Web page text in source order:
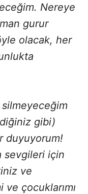
Nereye
gurur
olacak, her
gibi)
duyuyorum!
sevgileri için
ve
ve çocuklarımı